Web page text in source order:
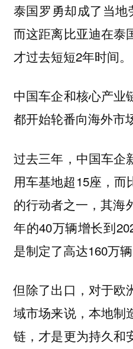
泰国罗勇却成了当地
而这距离比亚迪在泰
才过去短短2年时间。
中国车企和核心产业
都开始轮番向海外市
过去三年，中国车企
用车基地超15座，
的行动者之一，其海
年的40万辆增长到
是制定了高达160万辆
但除了出口，对于欧
域市场来说，本地制
链，才是更为持久和